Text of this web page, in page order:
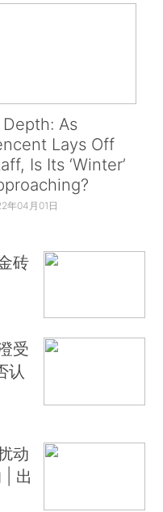
Depth: As
Lays Off
Is Its ‘Winter’
年04月01日
砖
受
认
动
| 出